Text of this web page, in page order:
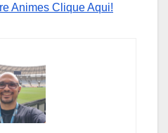
Animes Clique Aqui!